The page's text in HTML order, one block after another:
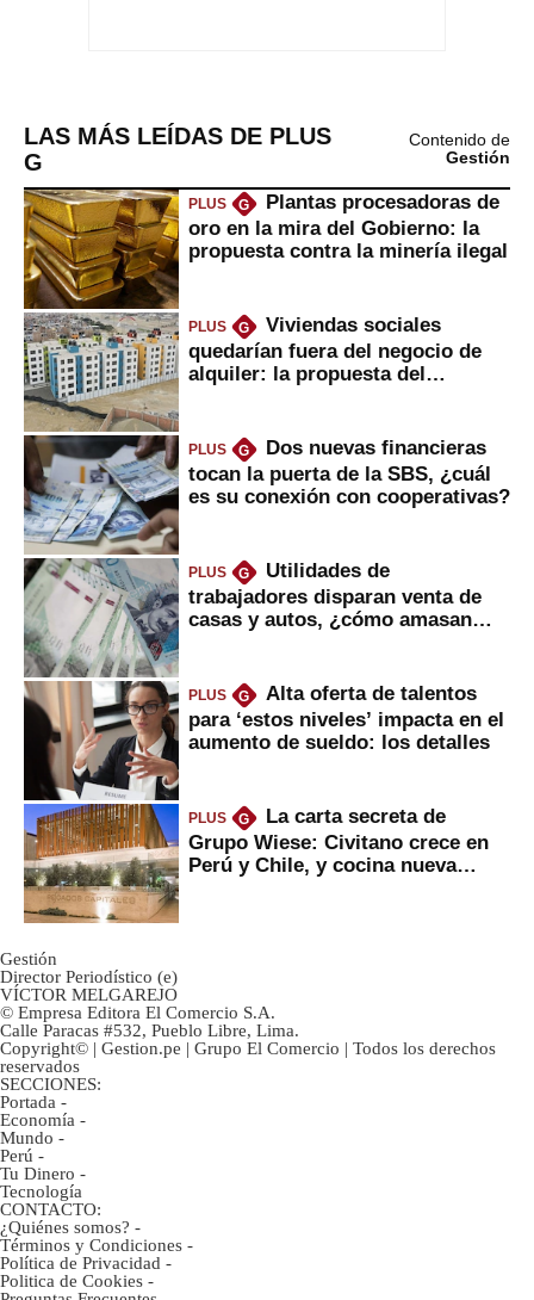
LAS MÁS LEÍDAS DE PLUS
G
Contenido de
Gestión
PLUS G
Plantas procesadoras de
oro en la mira del Gobierno: la
propuesta contra la minería ilegal
PLUS G
Viviendas sociales
quedarían fuera del negocio de
alquiler: la propuesta del
PLUS G
Dos nuevas financieras
tocan la puerta de la SBS, ¿cuál
es su conexión con cooperativas?
PLUS G
Utilidades de
trabajadores disparan venta de
casas y autos, ¿cómo amasan
PLUS G
Alta oferta de talentos
para ‘estos niveles’ impacta en el
aumento de sueldo: los detalles
PLUS G
La carta secreta de
Grupo Wiese: Civitano crece en
Perú y Chile, y cocina nueva
Gestión
Director Periodístico (e)
VÍCTOR MELGAREJO
© Empresa Editora El Comercio S.A.
Calle Paracas #532, Pueblo Libre, Lima.
Copyright© | Gestion.pe | Grupo El Comercio | Todos los derechos
reservados
SECCIONES:
Portada -
Economía -
Mundo -
Perú -
Tu Dinero -
Tecnología
CONTACTO:
¿Quiénes somos? -
Términos y Condiciones -
Política de Privacidad -
Politica de Cookies -